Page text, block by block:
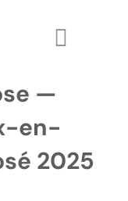
Toggle
—
en-
2025